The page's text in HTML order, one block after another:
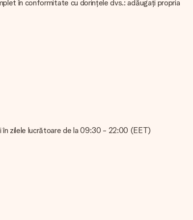
în conformitate cu dorințele dvs.: adăugați propria
sigur de calitatea imaginii dvs., vă rugăm să
calitatea pentru dvs.!
serviciul nostru pentru clienți. Sunt bucuroși să
în zilele lucrătoare de la 09:30 - 22:00 (EET)